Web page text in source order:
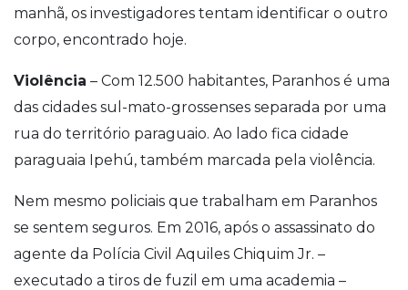
manhã, os investigadores tentam identificar o outro
corpo, encontrado hoje.
Violência – Com 12.500 habitantes, Paranhos é uma
das cidades sul-mato-grossenses separada por uma
rua do território paraguaio. Ao lado fica cidade
paraguaia Ipehú, também marcada pela violência.
Nem mesmo policiais que trabalham em Paranhos
se sentem seguros. Em 2016, após o assassinato do
agente da Polícia Civil Aquiles Chiquim Jr. –
executado a tiros de fuzil em uma academia –